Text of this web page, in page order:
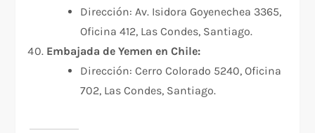
Dirección: Av. Isidora Goyenechea 3365,
Oficina 412, Las Condes, Santiago.
Embajada de Yemen en Chile:
Dirección: Cerro Colorado 5240, Oficina
702, Las Condes, Santiago.